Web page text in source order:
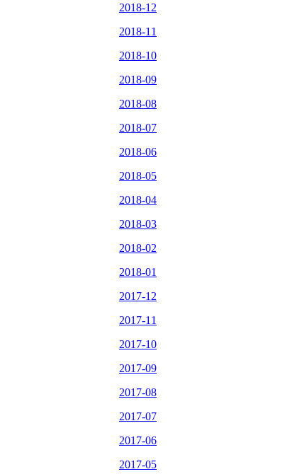
2018-12
2018-11
2018-10
2018-09
2018-08
2018-07
2018-06
2018-05
2018-04
2018-03
2018-02
2018-01
2017-12
2017-11
2017-10
2017-09
2017-08
2017-07
2017-06
2017-05